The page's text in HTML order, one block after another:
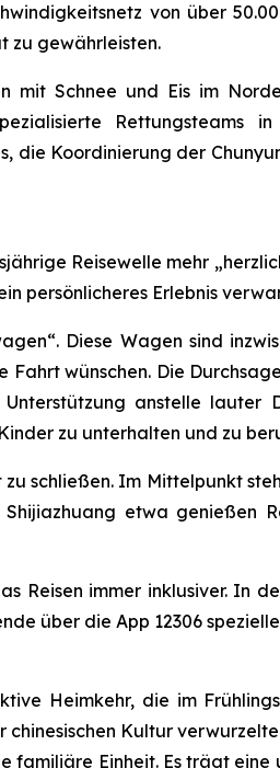
von über
zu gewährleisten.
mit Schnee und Eis im
Rettungsteams
die Koordinierung der
Reisewelle mehr
persönlicheres Erlebnis
Diese Wagen sind
wünschen. Die
anstelle lauter
zu unterhalten und zu
schließen. Im Mittelpunkt
etwa genießen
Reisen immer inklusiver. In
über die App 12306
Heimkehr, die im
Kultur
familiäre Einheit. Es trägt